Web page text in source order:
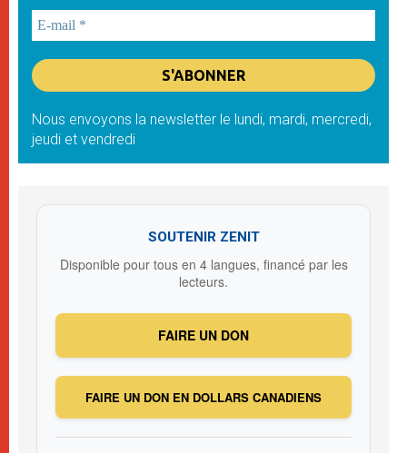
Nous envoyons la newsletter le lundi, mardi, mercredi,
jeudi et vendredi
SOUTENIR ZENIT
Disponible pour tous en 4 langues, financé par les
lecteurs.
FAIRE UN DON
FAIRE UN DON EN DOLLARS CANADIENS